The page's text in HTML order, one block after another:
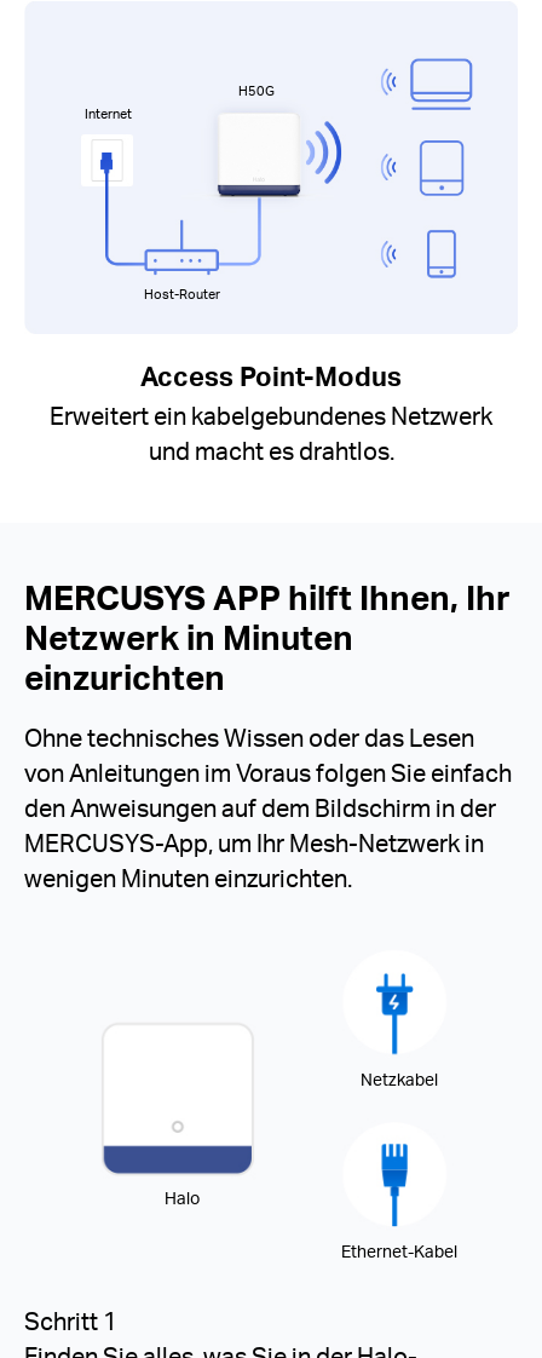
Internet
H50G
Host-Router
Access Point-Modus
Erweitert ein kabelgebundenes Netzwerk
und macht es drahtlos.
MERCUSYS APP hilft Ihnen, Ihr
Netzwerk in Minuten
einzurichten
Ohne technisches Wissen oder das Lesen
von Anleitungen im Voraus folgen Sie einfach
den Anweisungen auf dem Bildschirm in der
MERCUSYS-App, um Ihr Mesh-Netzwerk in
wenigen Minuten einzurichten.
Halo
Netzkabel
Ethernet-Kabel
Schritt 1